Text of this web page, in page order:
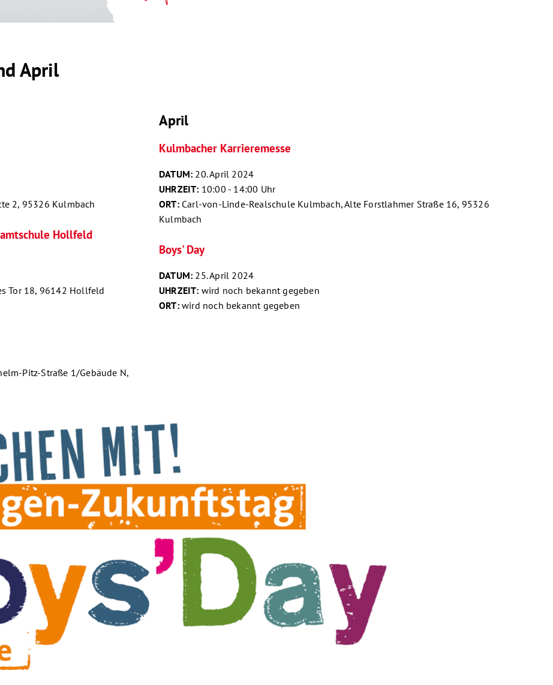
April
2, 95326 Kulmbach
Hollfeld
Tor 18, 96142 Hollfeld
Pitz-Straße 1/Gebäude N,
April
Kulmbacher Karrieremesse
DATUM: 20. April 2024
UHRZEIT: 10:00 - 14:00 Uhr
ORT: Carl-von-Linde-Realschule Kulmbach, Alte Forstlahmer Straße 16, 95326
Kulmbach
Boys' Day
DATUM: 25. April 2024
UHRZEIT: wird noch bekannt gegeben
ORT: wird noch bekannt gegeben